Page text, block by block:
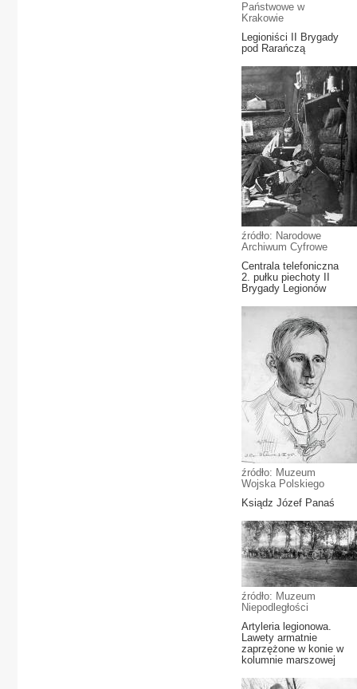
Państwowe w
Krakowie
Legioniści II Brygady
pod Rarańczą
źródło: Narodowe
Archiwum Cyfrowe
Centrala telefoniczna
2. pułku piechoty II
Brygady Legionów
źródło: Muzeum
Wojska Polskiego
Ksiądz Józef Panaś
źródło: Muzeum
Niepodległości
Artyleria legionowa.
Lawety armatnie
zaprzężone w konie w
kolumnie marszowej